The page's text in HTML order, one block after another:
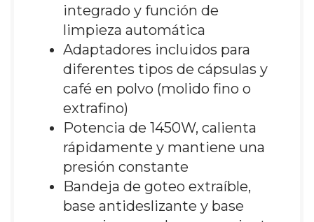
integrado y función de
limpieza automática
Adaptadores incluidos para
diferentes tipos de cápsulas y
café en polvo (molido fino o
extrafino)
Potencia de 1450W, calienta
rápidamente y mantiene una
presión constante
Bandeja de goteo extraíble,
base antideslizante y base